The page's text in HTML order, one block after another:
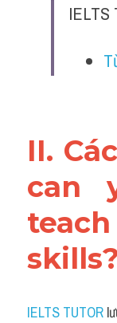
IELTS
II.
can
IELTS TUTOR